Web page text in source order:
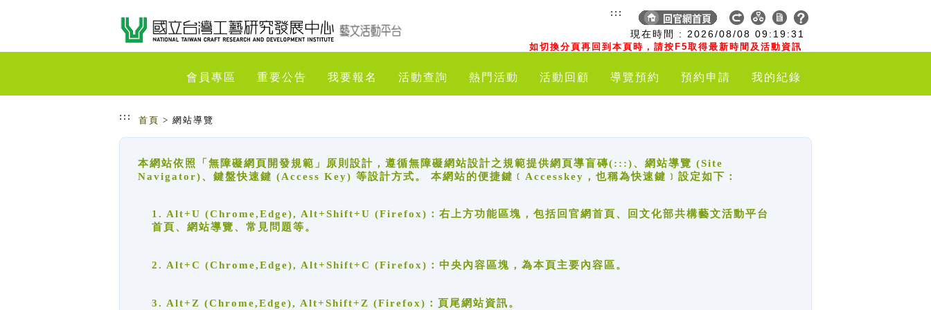
現在時間 : 2026/08/08 09:19:32
如切換分頁再回到本頁時，請按F5取得最新時間及活動資訊
:::
會員專區 重要公告 我要報名 活動查詢 熱門活動 活動回顧 導覽預約 預約申請 我的紀錄
::: 首頁 > 網站導覽
本網站依照「無障礙網頁開發規範」原則設計，遵循無障礙網站設計之規範提供網頁導盲磚(:::)、網站導覽 (Site
Navigator)、鍵盤快速鍵 (Access Key) 等設計方式。 本網站的便捷鍵﹝Accesskey，也稱為快速鍵﹞設定如下：
1. Alt+U (Chrome,Edge), Alt+Shift+U (Firefox)：右上方功能區塊，包括回官網首頁、回文化部共構藝文活動平台
首頁、網站導覽、常見問題等。
2. Alt+C (Chrome,Edge), Alt+Shift+C (Firefox)：中央內容區塊，為本頁主要內容區。
3. Alt+Z (Chrome,Edge), Alt+Shift+Z (Firefox)：頁尾網站資訊。